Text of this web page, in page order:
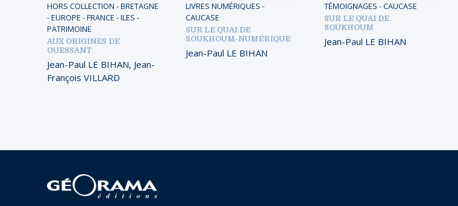
HORS COLLECTION -BRETAGNE
-EUROPE -FRANCE -ILES -
PATRIMOINE
AUX ORIGINES DE
OUESSANT
Jean-Paul LE BIHAN, Jean-
François VILLARD
LIVRES NUMÉRIQUES -
CAUCASE
SUR LE QUAI DE
SOUKHOUM-NUMÉRIQUE
Jean-Paul LE BIHAN
TÉMOIGNAGES -CAUCASE
SUR LE QUAI DE
SOUKHOUM
Jean-Paul LE BIHAN